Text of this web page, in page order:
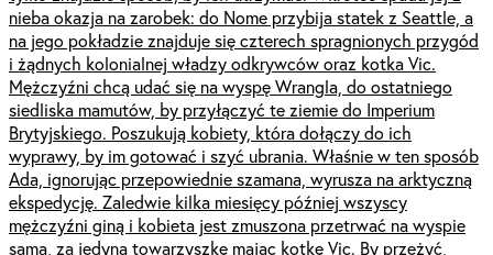
nieba okazja na zarobek: do Nome przybija statek z Seattle, a
na jego pokładzie znajduje się czterech spragnionych przygód
i żądnych kolonialnej władzy odkrywców oraz kotka Vic.
Mężczyźni chcą udać się na wyspę Wrangla, do ostatniego
siedliska mamutów, by przyłączyć te ziemie do Imperium
Brytyjskiego. Poszukują kobiety, która dołączy do ich
wyprawy, by im gotować i szyć ubrania. Właśnie w ten sposób
Ada, ignorując przepowiednie szamana, wyrusza na arktyczną
ekspedycję. Zaledwie kilka miesięcy później wszyscy
mężczyźni giną i kobieta jest zmuszona przetrwać na wyspie
sama, za jedyną towarzyszkę mając kotkę Vic. By przeżyć,